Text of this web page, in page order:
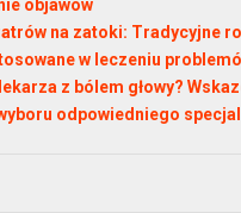
objawów
na zatoki: Tradycyjne
w leczeniu
z bólem głowy?
odpowiedniego